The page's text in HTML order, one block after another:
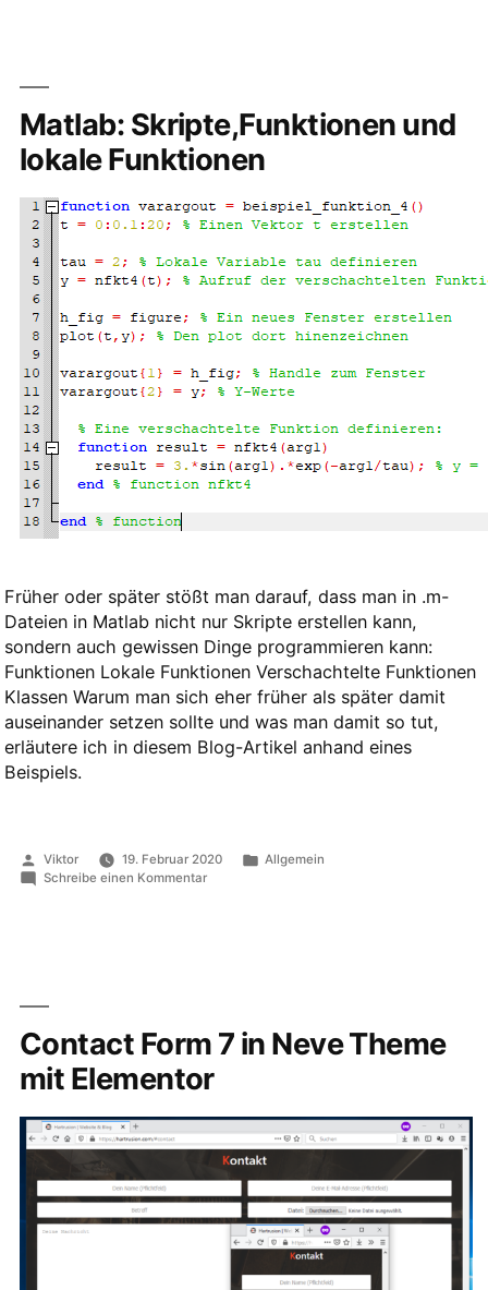
Matlab: Skripte,Funktionen und
lokale Funktionen
Früher oder später stößt man darauf, dass man in .m-
Dateien in Matlab nicht nur Skripte erstellen kann,
sondern auch gewissen Dinge programmieren kann:
Funktionen Lokale Funktionen Verschachtelte Funktionen
Klassen Warum man sich eher früher als später damit
auseinander setzen sollte und was man damit so tut,
erläutere ich in diesem Blog-Artikel anhand eines
Beispiels.
Veröffentlicht
von
Viktor 19. Februar 2020
Veröffentlicht
Allgemein
Schreibe einen Kommentarzu
Contact Form 7 in Neve Theme
mit Elementor